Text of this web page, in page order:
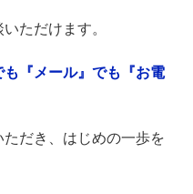
ただけます。
も『メール』でも『お電
だき、はじめの一歩を